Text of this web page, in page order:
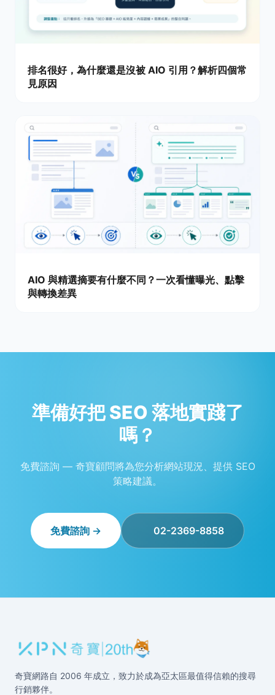
排名很好，為什麼還是沒被 AIO 引用？解析四個常
見原因
AIO 與精選摘要有什麼不同？一次看懂曝光、點擊
與轉換差異
準備好把 SEO 落地實踐了
嗎？
免費諮詢 — 奇寶顧問將為您分析網站現況、提供 SEO
策略建議。
免費諮詢 → 02-2369-8858
奇寶網路自 2006 年成立，致力於成為亞太區最值得信賴的搜尋
行銷夥伴。